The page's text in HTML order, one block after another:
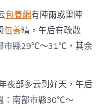
包養網有陣雨或雷陣
包養晴，午后有疏散
市縣29℃～31℃，其余
夜部多云到好天，午后
：南部市縣30℃～